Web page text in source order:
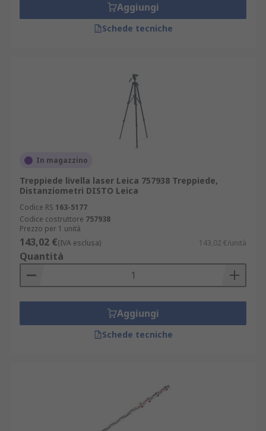
Aggiungi
Schede tecniche
In magazzino
Treppiede livella laser Leica 757938 Treppiede,
Distanziometri DISTO Leica
Codice RS 163-5177
Codice costruttore 757938
Prezzo per 1 unità
143,02 €(IVA esclusa) 143,02 €/unità
Quantità
Aggiungi
Schede tecniche